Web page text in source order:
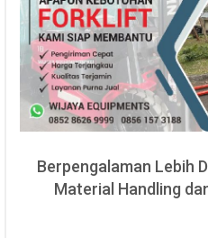
Berpengalaman Lebih
Material Handling